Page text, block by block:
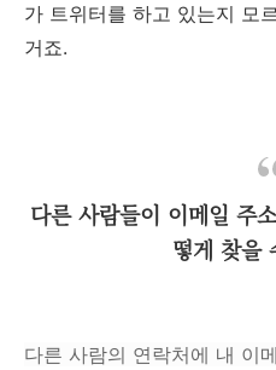
가 트위터를 하고 있는지 모
거죠.
다른 사람들이 이메일 주
떻게 찾을
다른 사람의 연락처에 내 이